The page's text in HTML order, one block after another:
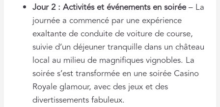
Jour 2 : Activités et événements en soirée– La
journée a commencé par une expérience
exaltante de conduite de voiture de course,
suivie d’un déjeuner tranquille dans un château
local au milieu de magnifiques vignobles. La
soirée s’est transformée en une soirée Casino
Royale glamour, avec des jeux et des
divertissements fabuleux.